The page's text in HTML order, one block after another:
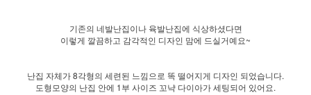
기존의 네발난집이나 육발난집에 식상하셨다면
이렇게 깔끔하고 감각적인 디자인 맘에 드실거예요~
난집 자체가 8각형의 세련된 느낌으로 똑 떨어지게 디자인 되었습니다.
도형모양의 난집 안에 1부 사이즈 꼬냑 다이아가 세팅되어 있어요.